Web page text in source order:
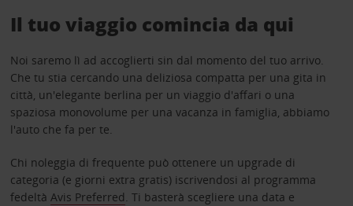
Il tuo viaggio comincia da qui
Noi saremo lì ad accoglierti sin dal momento del tuo arrivo.
Che tu stia cercando una deliziosa compatta per una gita in
città, un'elegante berlina per un viaggio d'affari o una
spaziosa monovolume per una vacanza in famiglia, abbiamo
l'auto che fa per te.
Chi noleggia di frequente può ottenere un upgrade di
categoria (e giorni extra gratis) iscrivendosi al programma
fedeltà Avis Preferred. Ti basterà scegliere una data e